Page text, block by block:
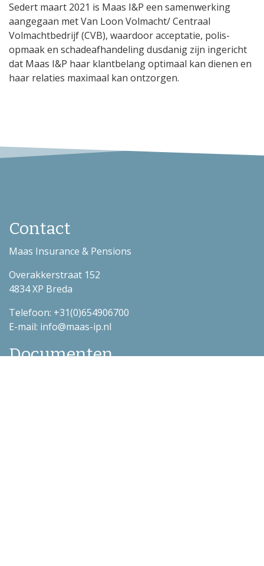
Sedert maart 2021 is Maas I&P een samenwerking
aangegaan met Van Loon Volmacht/ Centraal
Volmachtbedrijf (CVB), waardoor acceptatie, polis-
opmaak en schadeafhandeling dusdanig zijn ingericht
dat Maas I&P haar klantbelang optimaal kan dienen en
haar relaties maximaal kan ontzorgen.
Contact
Maas Insurance & Pensions
Overakkerstraat 152
4834 XP Breda
Telefoon: +31(0)654906700
E-mail: info@maas-ip.nl
Documenten